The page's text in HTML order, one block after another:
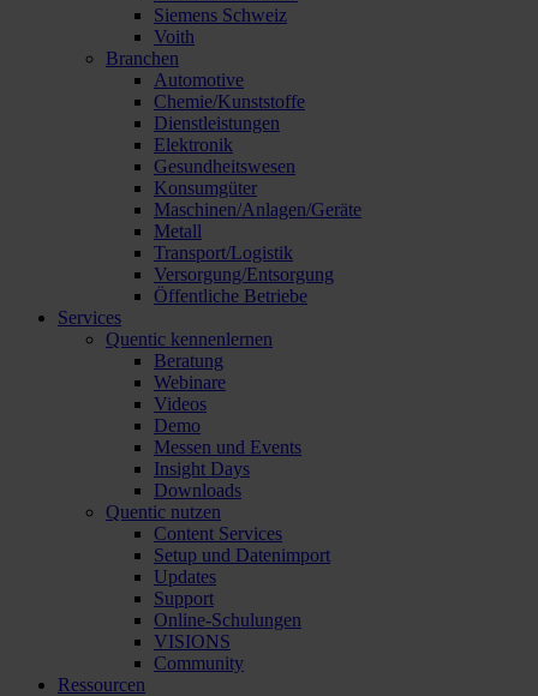
Siemens Schweiz
Voith
Branchen
Automotive
Chemie/Kunststoffe
Dienstleistungen
Elektronik
Gesundheitswesen
Konsumgüter
Maschinen/Anlagen/Geräte
Metall
Transport/Logistik
Versorgung/Entsorgung
Öffentliche Betriebe
Services
Quentic kennenlernen
Beratung
Webinare
Videos
Demo
Messen und Events
Insight Days
Downloads
Quentic nutzen
Content Services
Setup und Datenimport
Updates
Support
Online-Schulungen
VISIONS
Community
Ressourcen